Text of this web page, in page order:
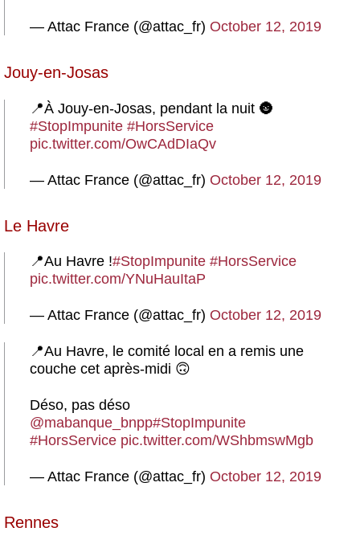
— Attac France (@attac_fr) October 12, 2019
Jouy-en-Josas
📍À Jouy-en-Josas, pendant la nuit 🌚
#StopImpunite #HorsService
pic.twitter.com/OwCAdDIaQv
— Attac France (@attac_fr) October 12, 2019
Le Havre
📍Au Havre !#StopImpunite #HorsService
pic.twitter.com/YNuHauItaP
— Attac France (@attac_fr) October 12, 2019
📍Au Havre, le comité local en a remis une
couche cet après-midi 🙃
Déso, pas déso
@mabanque_bnpp#StopImpunite
#HorsService pic.twitter.com/WShbmswMgb
— Attac France (@attac_fr) October 12, 2019
Rennes